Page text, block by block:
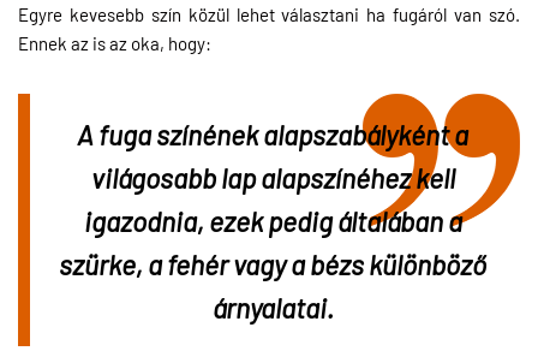
Egyre kevesebb szín közül lehet választani ha fugáról van szó.
Ennek az is az oka, hogy:
A fuga színének alapszabályként a
világosabb lap alapszínéhez kell
igazodnia, ezek pedig általában a
szürke, a fehér vagy a bézs különböző
árnyalatai.